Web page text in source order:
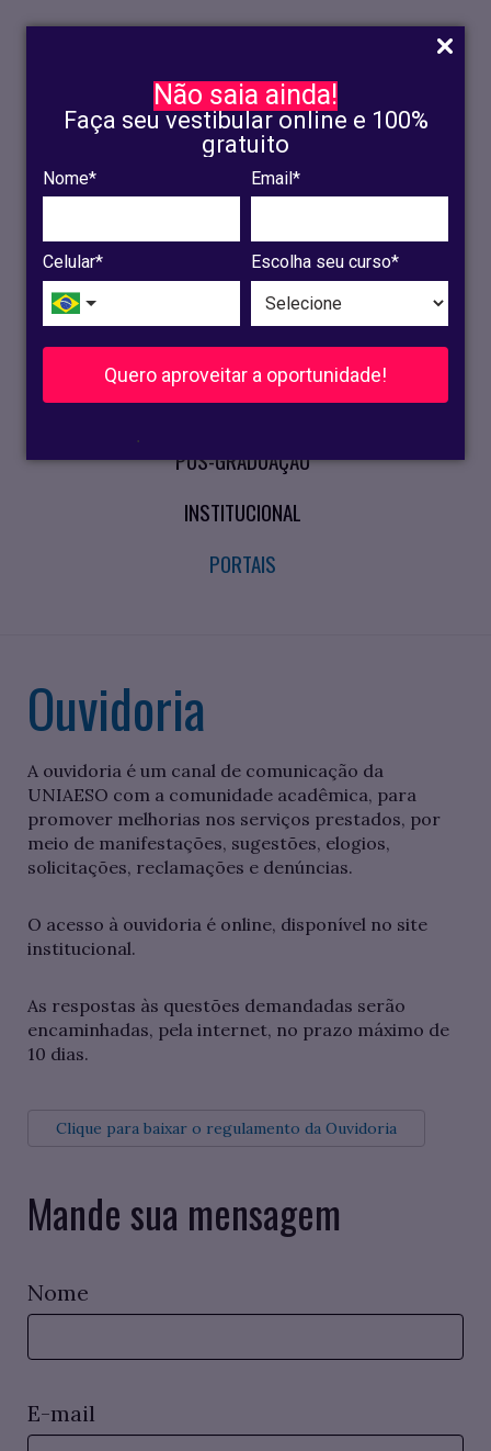
Não saia ainda!
Faça seu vestibular online e 100%
gratuito
Nome* Email*
Celular* Escolha seu curso*
Quero aproveitar a oportunidade!
.
INSCRIÇÃO
OLINDA
RECIFE
VESTIBULAR
CURSOS PRESENCIAIS
PÓS-GRADUAÇÃO
INSTITUCIONAL
PORTAIS
Ouvidoria
A ouvidoria é um canal de comunicação da
UNIAESO com a comunidade acadêmica, para
promover melhorias nos serviços prestados, por
meio de manifestações, sugestões, elogios,
solicitações, reclamações e denúncias.
O acesso à ouvidoria é online, disponível no site
institucional.
As respostas às questões demandadas serão
encaminhadas, pela internet, no prazo máximo de
10 dias.
Clique para baixar o regulamento da Ouvidoria
Mande sua mensagem
Nome
E-mail